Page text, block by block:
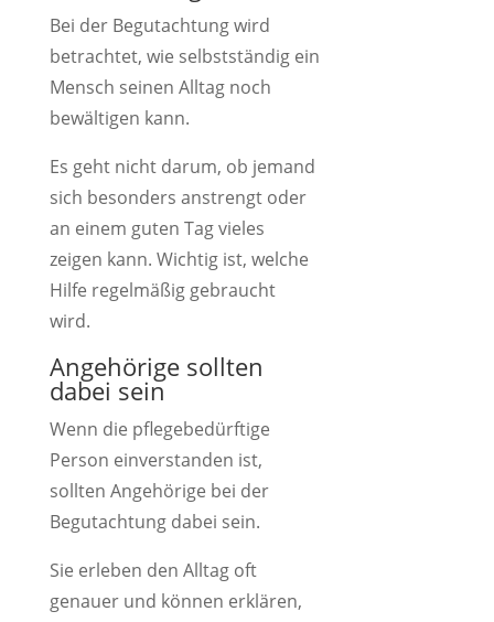
Bei der Begutachtung wird
betrachtet, wie selbstständig ein
Mensch seinen Alltag noch
bewältigen kann.
Es geht nicht darum, ob jemand
sich besonders anstrengt oder
an einem guten Tag vieles
zeigen kann. Wichtig ist, welche
Hilfe regelmäßig gebraucht
wird.
Angehörige sollten
dabei sein
Wenn die pflegebedürftige
Person einverstanden ist,
sollten Angehörige bei der
Begutachtung dabei sein.
Sie erleben den Alltag oft
genauer und können erklären,